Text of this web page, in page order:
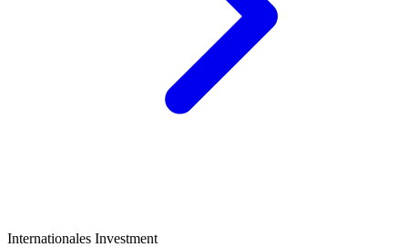
Internationales Investment